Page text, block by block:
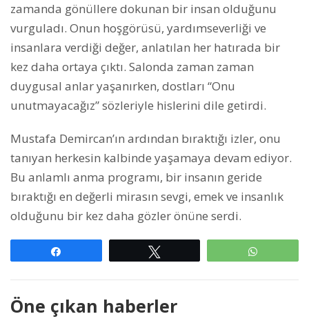
zamanda gönüllere dokunan bir insan olduğunu
vurguladı. Onun hoşgörüsü, yardımseverliği ve
insanlara verdiği değer, anlatılan her hatırada bir
kez daha ortaya çıktı. Salonda zaman zaman
duygusal anlar yaşanırken, dostları “Onu
unutmayacağız” sözleriyle hislerini dile getirdi.
Mustafa Demircan’ın ardından bıraktığı izler, onu
tanıyan herkesin kalbinde yaşamaya devam ediyor.
Bu anlamlı anma programı, bir insanın geride
bıraktığı en değerli mirasın sevgi, emek ve insanlık
olduğunu bir kez daha gözler önüne serdi.
Öne çıkan haberler